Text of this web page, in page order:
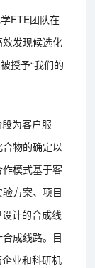
FTE团队在
发现候选化
授予“我们的
为客户服
物的确定以
模式基于客
方案、项目
计的合成线
成线路。目
业和科研机